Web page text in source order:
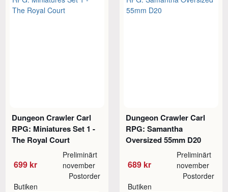
Dungeon Crawler Carl
RPG: Miniatures Set 1 -
The Royal Court
699 kr
Preliminärt
november
Butiken
Postorder
Dungeon Crawler Carl
RPG: Samantha
Oversized 55mm D20
689 kr
Preliminärt
november
Butiken
Postorder